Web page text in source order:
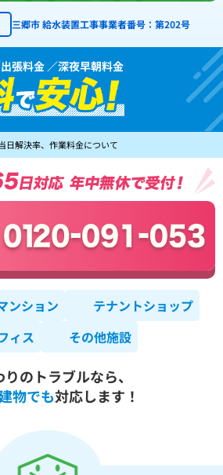
三郷市 給水装置工事事業者番号：第202号
張料金 ／深夜早朝料金
日解決率、作業料金について
ンション
テナントショップ
ィス
その他施設
のトラブルなら、
物でも対応します！